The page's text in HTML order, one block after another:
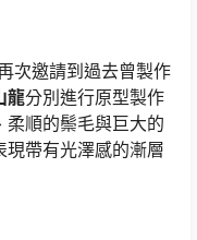
次邀請到過去曾製作
龍分別進行原型製作
順的鬃毛與巨大的
帶有光澤感的漸層